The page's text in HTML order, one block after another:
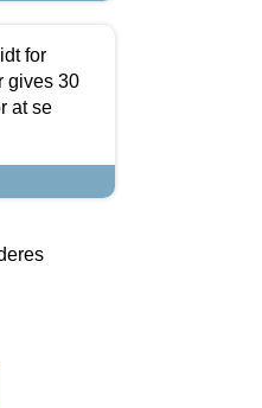
for
gives 30
at se